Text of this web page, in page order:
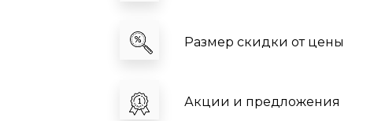
Размер скидки от цены
Акции и предложения